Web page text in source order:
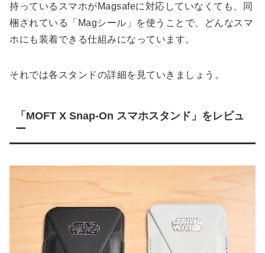
持っているスマホがMagsafeに対応していなくても、同
梱されている「Magシール」を使うことで、どんなスマ
ホにも装着できる仕組みになっています。
それでは各スタンドの詳細を見ていきましょう。
「MOFT X Snap-On スマホスタンド」をレビュ
ー